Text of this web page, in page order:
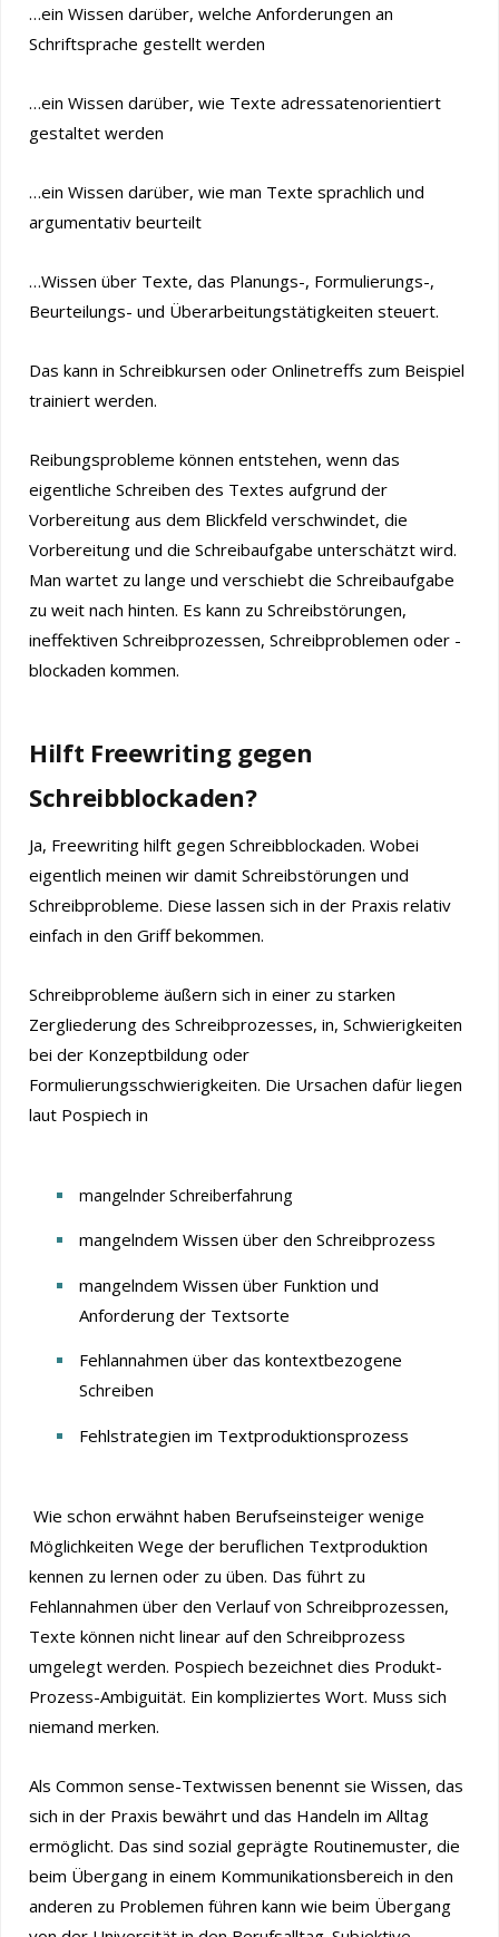
…ein Wissen darüber, welche Anforderungen an
Schriftsprache gestellt werden
…ein Wissen darüber, wie Texte adressatenorientiert
gestaltet werden
…ein Wissen darüber, wie man Texte sprachlich und
argumentativ beurteilt
…Wissen über Texte, das Planungs-, Formulierungs-,
Beurteilungs- und Überarbeitungstätigkeiten steuert.
Das kann in Schreibkursen oder Onlinetreffs zum Beispiel
trainiert werden.
Reibungsprobleme können entstehen, wenn das
eigentliche Schreiben des Textes aufgrund der
Vorbereitung aus dem Blickfeld verschwindet, die
Vorbereitung und die Schreibaufgabe unterschätzt wird.
Man wartet zu lange und verschiebt die Schreibaufgabe
zu weit nach hinten. Es kann zu Schreibstörungen,
ineffektiven Schreibprozessen, Schreibproblemen oder -
blockaden kommen.
Hilft Freewriting gegen
Schreibblockaden?
Ja, Freewriting hilft gegen Schreibblockaden. Wobei
eigentlich meinen wir damit Schreibstörungen und
Schreibprobleme. Diese lassen sich in der Praxis relativ
einfach in den Griff bekommen.
Schreibprobleme äußern sich in einer zu starken
Zergliederung des Schreibprozesses, in, Schwierigkeiten
bei der Konzeptbildung oder
Formulierungsschwierigkeiten. Die Ursachen dafür liegen
laut Pospiech in
mangelnder Schreiberfahrung
mangelndem Wissen über den Schreibprozess
mangelndem Wissen über Funktion und
Anforderung der Textsorte
Fehlannahmen über das kontextbezogene
Schreiben
Fehlstrategien im Textproduktionsprozess
Wie schon erwähnt haben Berufseinsteiger wenige
Möglichkeiten Wege der beruflichen Textproduktion
kennen zu lernen oder zu üben. Das führt zu
Fehlannahmen über den Verlauf von Schreibprozessen,
Texte können nicht linear auf den Schreibprozess
umgelegt werden. Pospiech bezeichnet dies Produkt-
Prozess-Ambiguität. Ein kompliziertes Wort. Muss sich
niemand merken.
Als Common sense-Textwissen benennt sie Wissen, das
sich in der Praxis bewährt und das Handeln im Alltag
ermöglicht. Das sind sozial geprägte Routinemuster, die
beim Übergang in einem Kommunikationsbereich in den
anderen zu Problemen führen kann wie beim Übergang